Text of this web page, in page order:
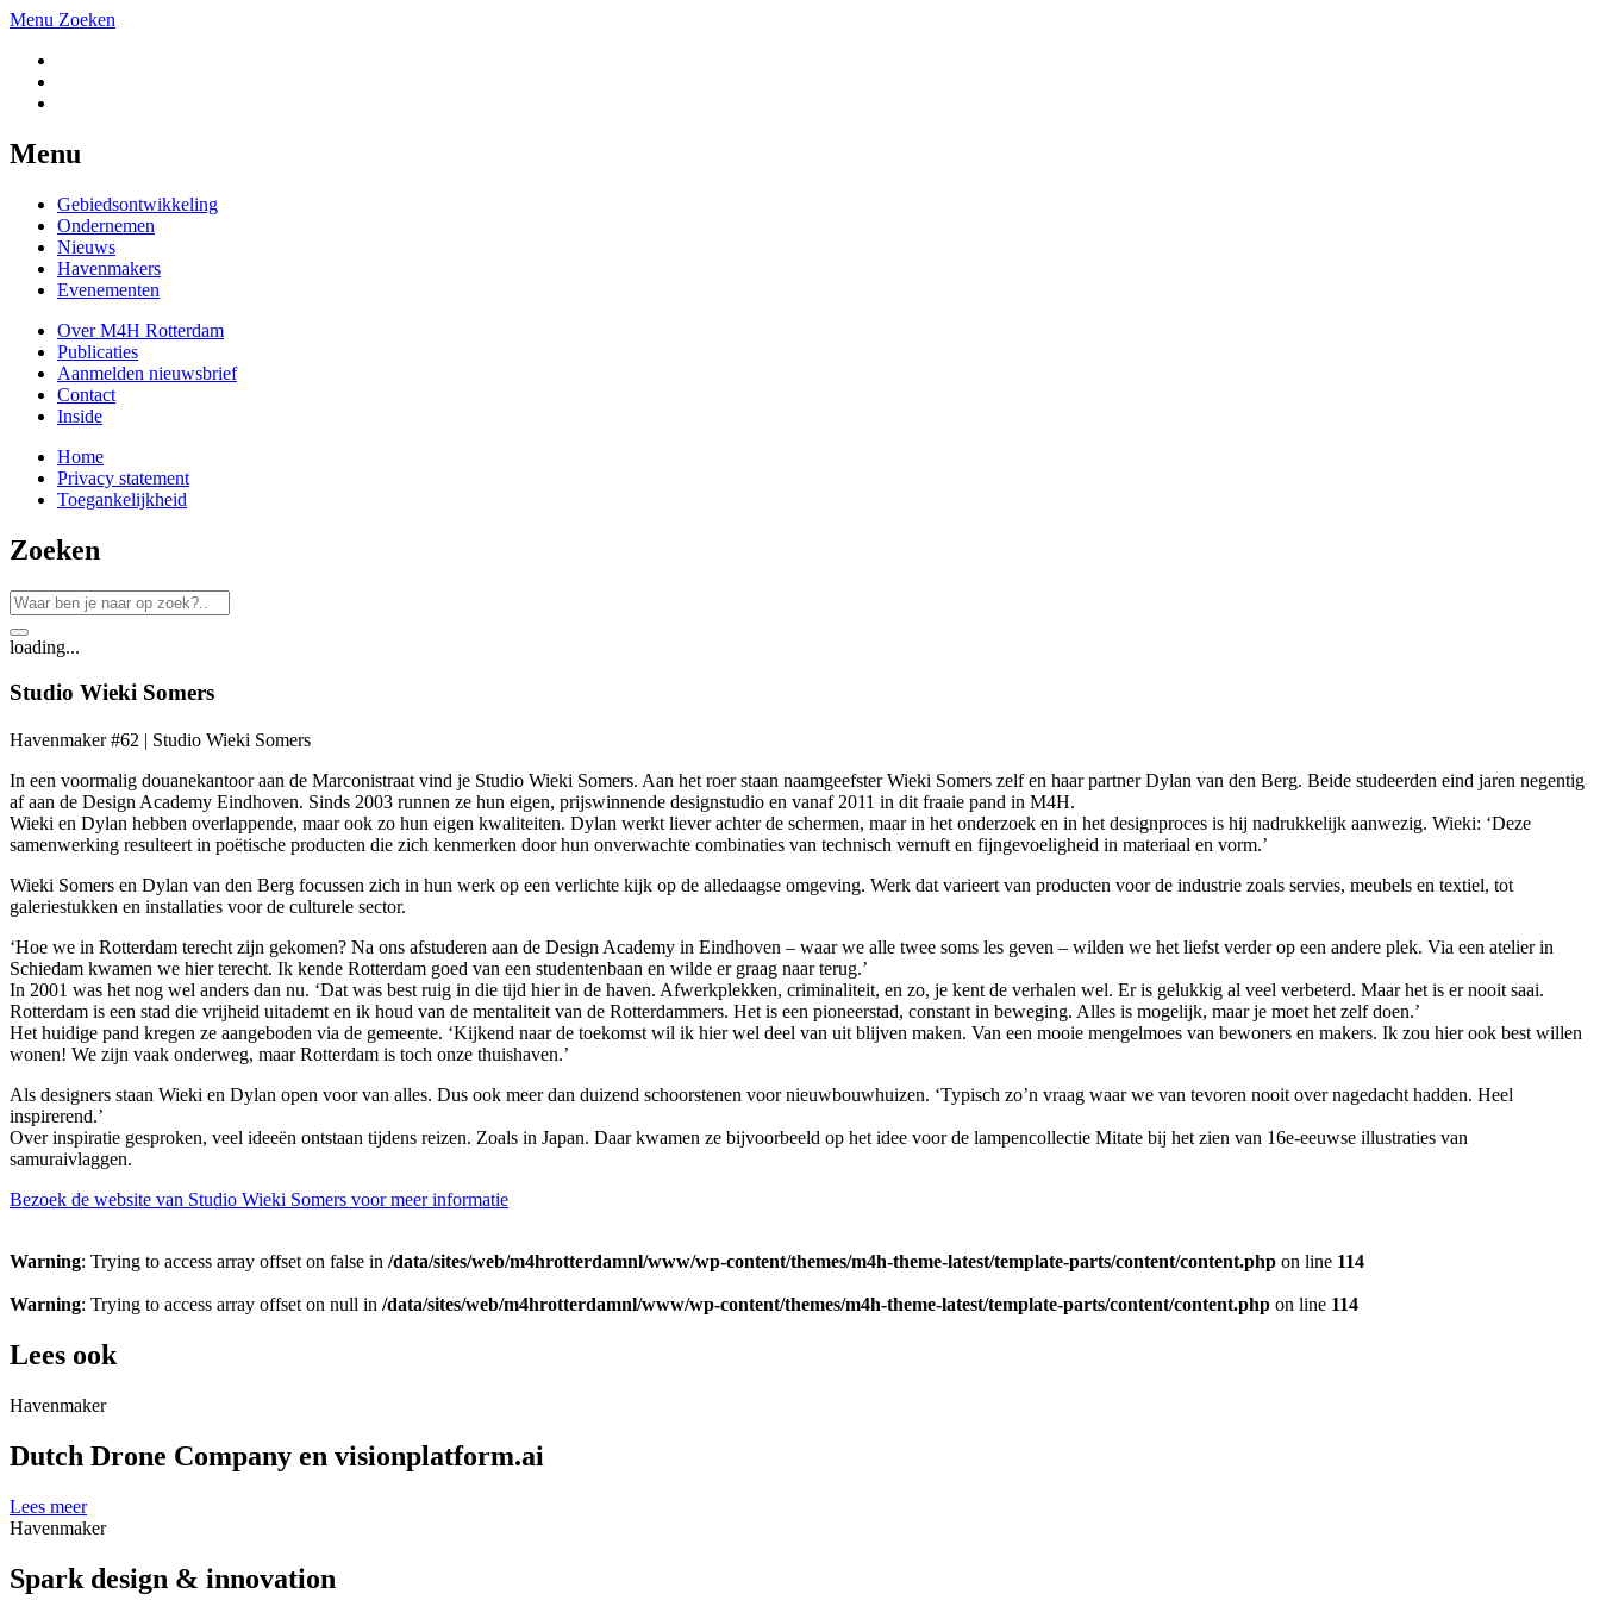
Menu Zoeken
Menu
Gebiedsontwikkeling
Ondernemen
Nieuws
Havenmakers
Evenementen
Over M4H Rotterdam
Publicaties
Aanmelden nieuwsbrief
Contact
Inside
Home
Privacy statement
Toegankelijkheid
Zoeken
loading...
Studio Wieki Somers
Havenmaker #62 | Studio Wieki Somers
In een voormalig douanekantoor aan de Marconistraat vind je Studio Wieki Somers. Aan het roer staan naamgeefster Wieki Somers zelf en haar partner Dylan van den Berg. Beide studeerden eind jaren negentig
af aan de Design Academy Eindhoven. Sinds 2003 runnen ze hun eigen, prijswinnende designstudio en vanaf 2011 in dit fraaie pand in M4H.
Wieki en Dylan hebben overlappende, maar ook zo hun eigen kwaliteiten. Dylan werkt liever achter de schermen, maar in het onderzoek en in het designproces is hij nadrukkelijk aanwezig. Wieki: ‘Deze
samenwerking resulteert in poëtische producten die zich kenmerken door hun onverwachte combinaties van technisch vernuft en fijngevoeligheid in materiaal en vorm.’
Wieki Somers en Dylan van den Berg focussen zich in hun werk op een verlichte kijk op de alledaagse omgeving. Werk dat varieert van producten voor de industrie zoals servies, meubels en textiel, tot
galeriestukken en installaties voor de culturele sector.
‘Hoe we in Rotterdam terecht zijn gekomen? Na ons afstuderen aan de Design Academy in Eindhoven – waar we alle twee soms les geven – wilden we het liefst verder op een andere plek. Via een atelier in
Schiedam kwamen we hier terecht. Ik kende Rotterdam goed van een studentenbaan en wilde er graag naar terug.’
In 2001 was het nog wel anders dan nu. ‘Dat was best ruig in die tijd hier in de haven. Afwerkplekken, criminaliteit, en zo, je kent de verhalen wel. Er is gelukkig al veel verbeterd. Maar het is er nooit saai.
Rotterdam is een stad die vrijheid uitademt en ik houd van de mentaliteit van de Rotterdammers. Het is een pioneerstad, constant in beweging. Alles is mogelijk, maar je moet het zelf doen.’
Het huidige pand kregen ze aangeboden via de gemeente. ‘Kijkend naar de toekomst wil ik hier wel deel van uit blijven maken. Van een mooie mengelmoes van bewoners en makers. Ik zou hier ook best willen
wonen! We zijn vaak onderweg, maar Rotterdam is toch onze thuishaven.’
Als designers staan Wieki en Dylan open voor van alles. Dus ook meer dan duizend schoorstenen voor nieuwbouwhuizen. ‘Typisch zo’n vraag waar we van tevoren nooit over nagedacht hadden. Heel
inspirerend.’
Over inspiratie gesproken, veel ideeën ontstaan tijdens reizen. Zoals in Japan. Daar kwamen ze bijvoorbeeld op het idee voor de lampencollectie Mitate bij het zien van 16e-eeuwse illustraties van
samuraivlaggen.
Bezoek de website van Studio Wieki Somers voor meer informatie
Warning: Trying to access array offset on false in /data/sites/web/m4hrotterdamnl/www/wp-content/themes/m4h-theme-latest/template-parts/content/content.php on line 114
Warning: Trying to access array offset on null in /data/sites/web/m4hrotterdamnl/www/wp-content/themes/m4h-theme-latest/template-parts/content/content.php on line 114
Lees ook
Havenmaker
Dutch Drone Company en visionplatform.ai
Lees meer
Havenmaker
Spark design & innovation